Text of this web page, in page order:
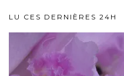
LU CES DERNIÈRES 24H